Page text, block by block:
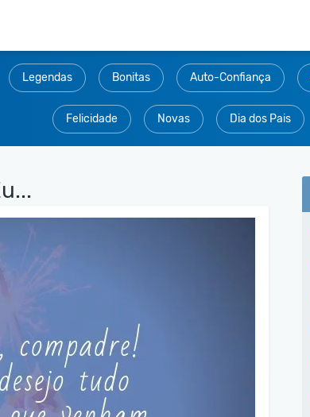
Legendas Bonitas Auto-Confiança
Felicidade Novas Dia dos Pais